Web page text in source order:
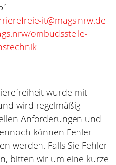
it@mags.nrw.de
ombudsstelle-
wurde mit
wird regelmäßig
Anforderungen und
können Fehler
werden. Falls Sie Fehler
bitten wir um eine kurze